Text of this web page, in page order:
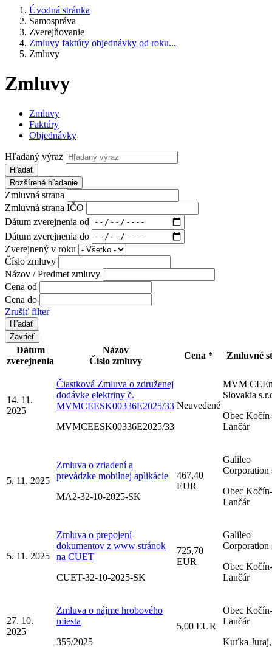
Úvodná stránka
Samospráva
Zverejňovanie
Zmluvy faktúry objednávky od roku...
Zmluvy
Zmluvy
Zmluvy
Faktúry
Objednávky
Hľadaný výraz
Hľadať
Rozšírené hľadanie
Zmluvná strana
Zmluvná strana IČO
Dátum zverejnenia od
Dátum zverejnenia do
Zverejnený v roku
Číslo zmluvy
Názov / Predmet zmluvy
Cena od
Cena do
Zrušiť filter
Zavrieť
Dátum
zverejnenia
Názov
Číslo zmluvy
Cena * Zmluvné
14. 11.
2025
Čiastková Zmluva o združenej
dodávke elektriny č.
MVMCEESK00336E2025/33
MVMCEESK00336E2025/33
Neuvedené
MVM
Slovakia
Obec Kočín-
Lančár
5. 11. 2025
Zmluva o zriadení a
prevádzke mobilnej aplikácie
MA2-32-10-2025-SK
467,40
EUR
Galileo
Corporation
Obec Kočín-
Lančár
5. 11. 2025
Zmluva o prepojení
dokumentov z www stránok
na CUET
CUET-32-10-2025-SK
725,70
EUR
Galileo
Corporation
Obec Kočín-
Lančár
27. 10.
2025
Zmluva o nájme hrobového
miesta
355/2025
5,00 EUR
Obec Kočín-
Lančár
Kuťka